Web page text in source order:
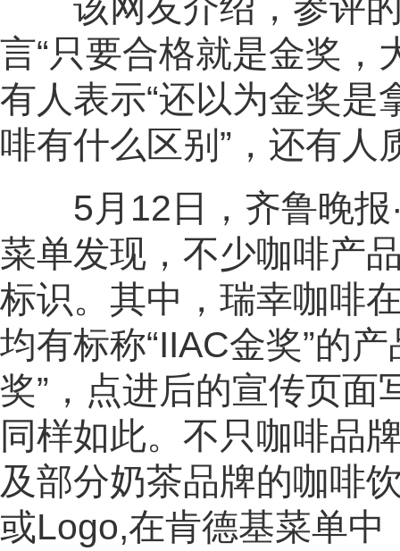
言“只要合格就是金奖，
有人表示“还以为金奖是
啡有什么区别”，还有
5月12日，齐鲁晚报·
菜单发现，不少咖啡产
标识。其中，瑞幸咖啡
均有标称“IIAC金奖”的
奖”，点进后的宣传页
同样如此。不只咖啡品
及部分奶茶品牌的咖啡
或Logo,在肯德基菜单中